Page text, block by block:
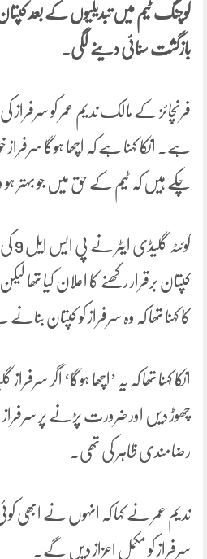
کوچنگ ٹیم میں تبدیلیوں کے بعد کپتان
بازگشت سنائی دینے لگی۔
فرنچائز کے مالک ندیم عمر کو سرفراز
ہے۔ انکا کہنا ہے کہ اچھا ہوگا سرفراز
چکے ہیں کہ ٹیم کے حق میں جو بہتر ہو
کپتان برقرار رکھنے کا اعلان کیا تھا
کا کہنا تھا کہ وہ سرفراز کو کپتان
انکا کہنا تھا کہ یہ ’اچھا ہوگا‘ اگر
چھوڑ دیں اور ضرورت پڑنے پر
رضامندی ظاہر کی تھی۔
ندیم عمر نے کہا کہ انہوں نے ابھی
سرفراز کو مکمل اعزاز دیں گے۔